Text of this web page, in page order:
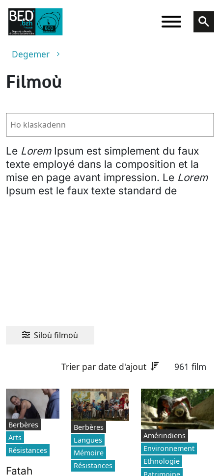
Skip to main content
Breadcrumb
Degemer
Filmoù
Le LoremIpsum est simplement du faux
texte employé dans la composition et la
mise en page avant impression. Le Lorem
Ipsum est le faux texte standard de
Siloù filmoù
Trier par date d'ajout 961 film
Berbères
Arts
Résistances
Fatah
Berbères
Langues
Mémoire
Résistances
Amérindiens
Environnement
Ethnologie
Patrimoine